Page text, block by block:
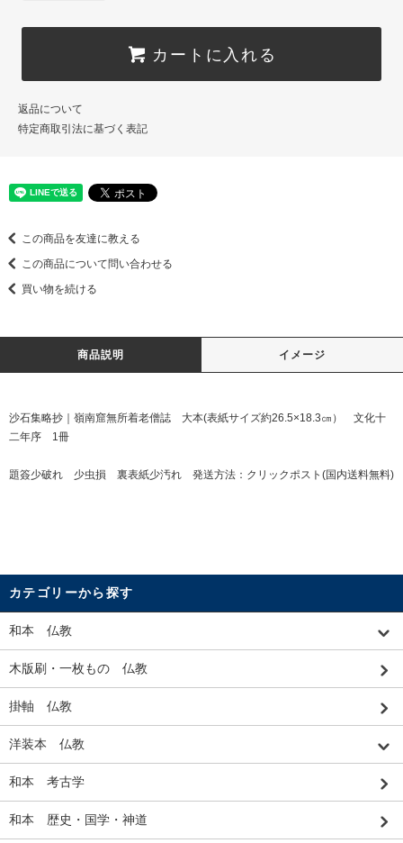
カートに入れる
返品について
特定商取引法に基づく表記
この商品を友達に教える
この商品について問い合わせる
買い物を続ける
商品説明 イメージ
沙石集略抄｜嶺南窟無所着老僧誌 大本(表紙サイズ約26.5×18.3㎝） 文化十
二年序 1冊
題簽少破れ 少虫損 裏表紙少汚れ 発送方法：クリックポスト(国内送料無料)
カテゴリーから探す
和本 仏教
木版刷・一枚もの 仏教
掛軸 仏教
洋装本 仏教
和本 考古学
和本 歴史・国学・神道